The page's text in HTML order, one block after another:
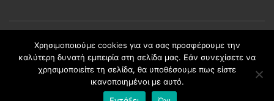
Copyright © intax.gr All Rights Reserved. | Developed by
Best Cybernetics
Χρησιμοποιούμε cookies για να σας προσφέρουμε την
καλύτερη δυνατή εμπειρία στη σελίδα μας. Εάν συνεχίσετε να
χρησιμοποιείτε τη σελίδα, θα υποθέσουμε πως είστε
ικανοποιημένοι με αυτό.